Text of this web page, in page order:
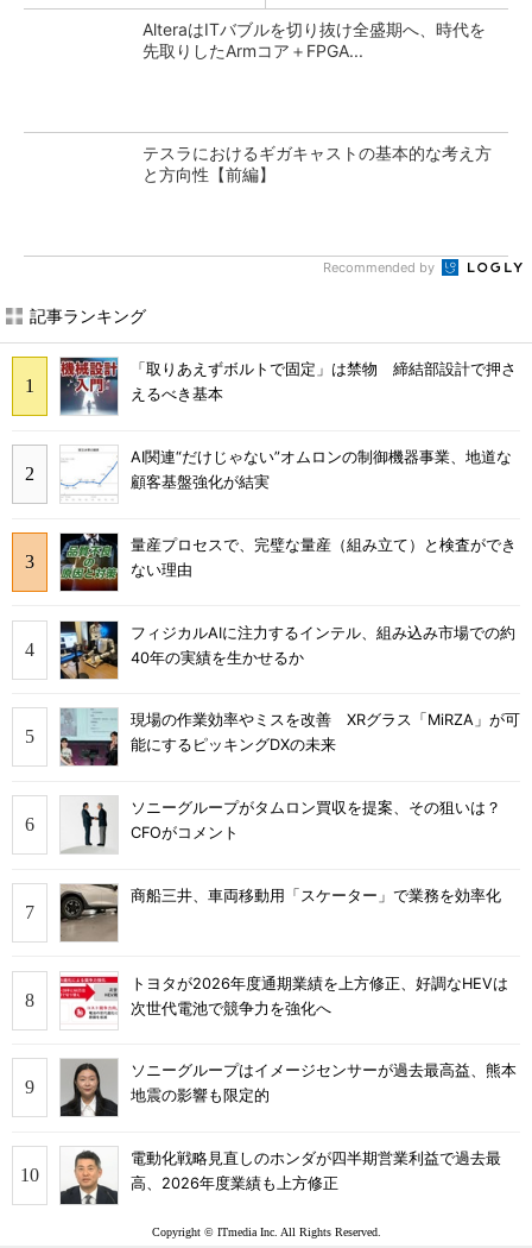
AlteraはITバブルを切り抜け全盛期へ、時代を
先取りしたArmコア＋FPGA...
テスラにおけるギガキャストの基本的な考え方
と方向性【前編】
Recommended by
記事ランキング
「取りあえずボルトで固定」は禁物 締結部設計で押さ
えるべき基本
AI関連“だけじゃない”オムロンの制御機器事業、地道な
顧客基盤強化が結実
量産プロセスで、完璧な量産（組み立て）と検査ができ
ない理由
フィジカルAIに注力するインテル、組み込み市場での約
40年の実績を生かせるか
現場の作業効率やミスを改善 XRグラス「MiRZA」が可
能にするピッキングDXの未来
ソニーグループがタムロン買収を提案、その狙いは？
CFOがコメント
商船三井、車両移動用「スケーター」で業務を効率化
トヨタが2026年度通期業績を上方修正、好調なHEVは
次世代電池で競争力を強化へ
ソニーグループはイメージセンサーが過去最高益、熊本
地震の影響も限定的
電動化戦略見直しのホンダが四半期営業利益で過去最
高、2026年度業績も上方修正
Copyright © ITmedia Inc. All Rights Reserved.